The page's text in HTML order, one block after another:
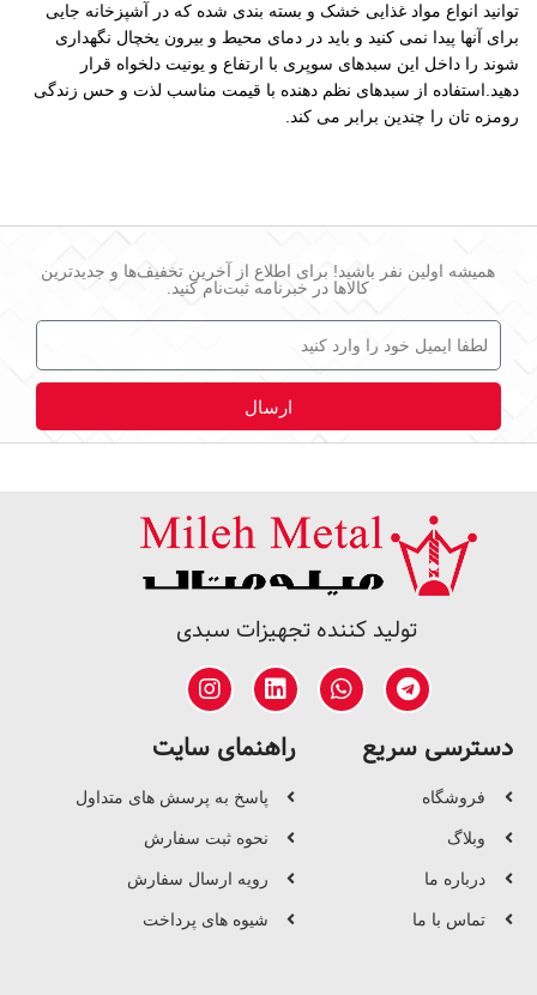
توانید انواع مواد غذایی خشک و بسته بندی شده که در آشپزخانه جایی
برای آنها پیدا نمی کنید و باید در دمای محیط و بیرون یخچال نگهداری
شوند را داخل این سبدهای سوپری با ارتفاع و یونیت دلخواه قرار
دهید.استفاده از سبدهای نظم دهنده با قیمت مناسب لذت و حس زندگی
رومزه تان را چندین برابر می کند.
همیشه اولین نفر باشید! برای اطلاع از آخرین تخفیف‌ها و جدیدترین
کالاها در خبرنامه ثبت‌نام کنید.
ارسال
تولید کننده تجهیزات سبدی
دسترسی سریع
فروشگاه
وبلاگ
درباره ما
تماس با ما
راهنمای سایت
پاسخ به پرسش های متداول
نحوه ثبت سفارش
رویه ارسال سفارش
شیوه های پرداخت